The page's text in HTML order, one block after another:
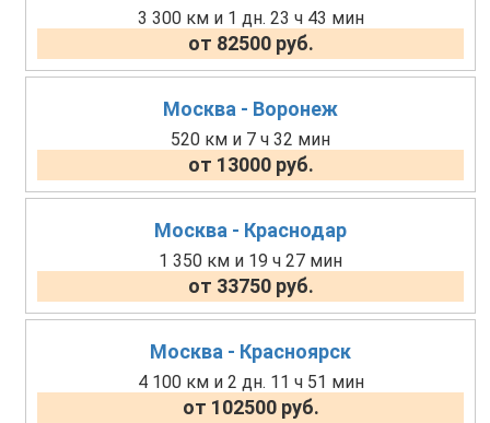
3 300 км и 1 дн. 23 ч 43 мин
от 82500 руб.
Москва - Воронеж
520 км и 7 ч 32 мин
от 13000 руб.
Москва - Краснодар
1 350 км и 19 ч 27 мин
от 33750 руб.
Москва - Красноярск
4 100 км и 2 дн. 11 ч 51 мин
от 102500 руб.